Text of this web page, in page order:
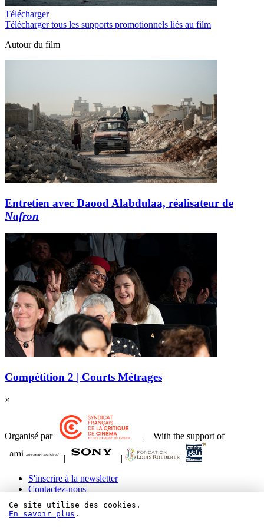
Télécharger
Télécharger tous les supports promotionnels liés au film
Autour du film
Entretien avec Daood Alabdulaa, réalisateur de
Nafron
Compétition 2 | Courts Métrages
×
Organisé par | With the support of
| |
|
S'inscrire à la newsletter
Contactez-nous
Mentions légales et crédits
Paramétrer les cookies
Ce site utilise des cookies.
En savoir plus .